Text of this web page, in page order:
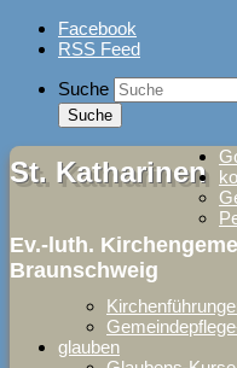
Skip
Facebook
RSS Feed
Suche
St. Katharinen
Ev.-luth.
Braunschweig
glauben